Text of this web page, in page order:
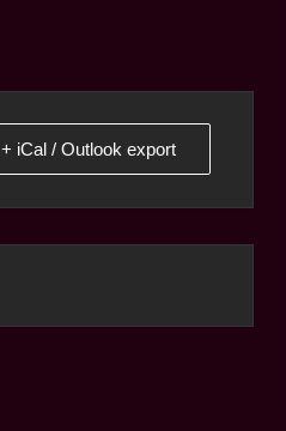
+ iCal / Outlook export